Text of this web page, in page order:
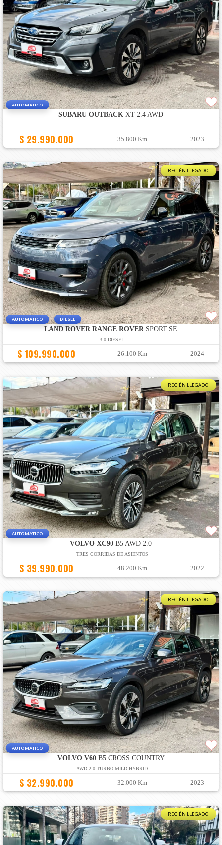
AUTOMATICO
SUBARU OUTBACK XT 2.4 AWD
$ 29.990.000 35.800 Km 2023
RECIÉN LLEGADO
AUTOMATICO DIESEL
LAND ROVER RANGE ROVERSPORT SE
3.0 DIESEL
$ 109.990.000 26.100 Km 2024
RECIÉN LLEGADO
AUTOMATICO
VOLVO XC90 B5 AWD 2.0
TRES CORRIDAS DE ASIENTOS
$ 39.990.000 48.200 Km 2022
RECIÉN LLEGADO
AUTOMATICO
VOLVO V60B5 CROSS COUNTRY
AWD 2.0 TURBO MILD HYBRID
$ 32.990.000 32.000 Km 2023
RECIÉN LLEGADO